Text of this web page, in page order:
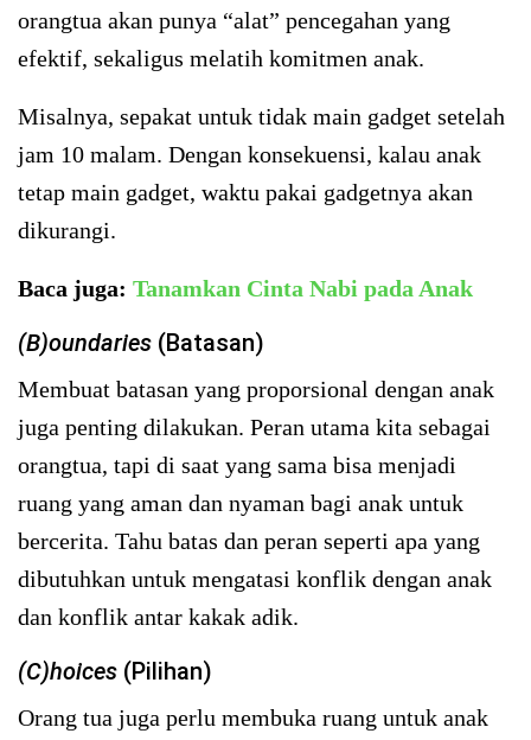
orangtua akan punya “alat” pencegahan yang
efektif, sekaligus melatih komitmen anak.
Misalnya, sepakat untuk tidak main gadget setelah
jam 10 malam. Dengan konsekuensi, kalau anak
tetap main gadget, waktu pakai gadgetnya akan
dikurangi.
Baca juga: Tanamkan Cinta Nabi pada Anak
(B)oundaries (Batasan)
Membuat batasan yang proporsional dengan anak
juga penting dilakukan. Peran utama kita sebagai
orangtua, tapi di saat yang sama bisa menjadi
ruang yang aman dan nyaman bagi anak untuk
bercerita. Tahu batas dan peran seperti apa yang
dibutuhkan untuk mengatasi konflik dengan anak
dan konflik antar kakak adik.
(C)hoices (Pilihan)
Orang tua juga perlu membuka ruang untuk anak